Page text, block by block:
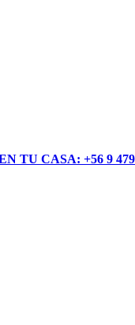
TU CASA: +56 9